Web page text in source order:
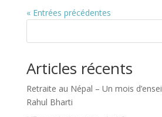
« Entrées précédentes
Articles récents
Retraite au Népal – Un mois
Rahul Bharti